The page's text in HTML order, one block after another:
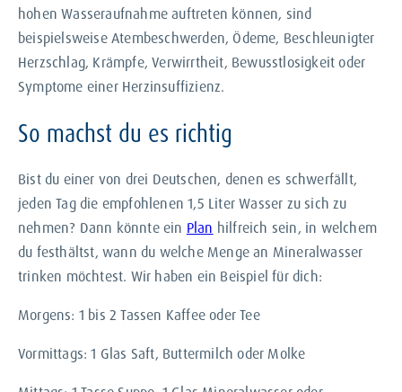
hohen Wasseraufnahme auftreten können, sind
beispielsweise Atembeschwerden, Ödeme, Beschleunigter
Herzschlag, Krämpfe, Verwirrtheit, Bewusstlosigkeit oder
Symptome einer Herzinsuffizienz.
So machst du es richtig
Bist du einer von drei Deutschen, denen es schwerfällt,
jeden Tag die empfohlenen 1,5 Liter Wasser zu sich zu
nehmen? Dann könnte ein Plan hilfreich sein, in welchem
du festhältst, wann du welche Menge an Mineralwasser
trinken möchtest. Wir haben ein Beispiel für dich:
Morgens: 1 bis 2 Tassen Kaffee oder Tee
Vormittags: 1 Glas Saft, Buttermilch oder Molke